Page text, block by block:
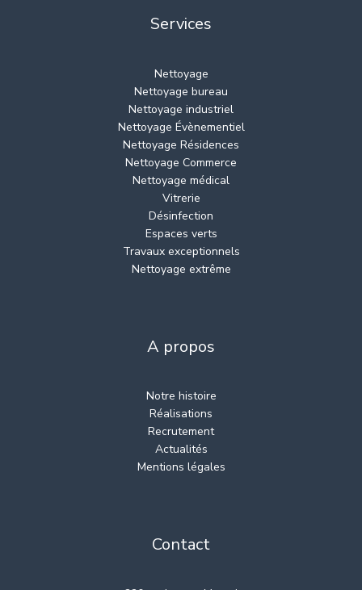
Services
Nettoyage
Nettoyage bureau
Nettoyage industriel
Nettoyage Évènementiel
Nettoyage Résidences
Nettoyage Commerce
Nettoyage médical
Vitrerie
Désinfection
Espaces verts
Travaux exceptionnels
Nettoyage extrême
A propos
Notre histoire
Réalisations
Recrutement
Actualités
Mentions légales
Contact